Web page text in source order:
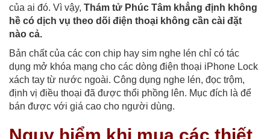
của ai đó. Vì vậy, Thám tử Phúc Tâm khẳng định không
hề có dịch vụ theo dõi điện thoại không cần cài đặt
nào cả.
Bản chất của các con chip hay sim nghe lén chỉ có tác
dụng mở khóa mạng cho các dòng điện thoại iPhone Lock
xách tay từ nước ngoài. Công dụng nghe lén, đọc trộm,
định vị điều thoại đã được thổi phồng lên. Mục đích là để
bán được với giá cao cho người dùng.